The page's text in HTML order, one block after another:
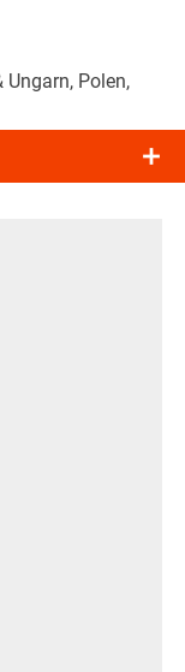
Ungarn, Polen,